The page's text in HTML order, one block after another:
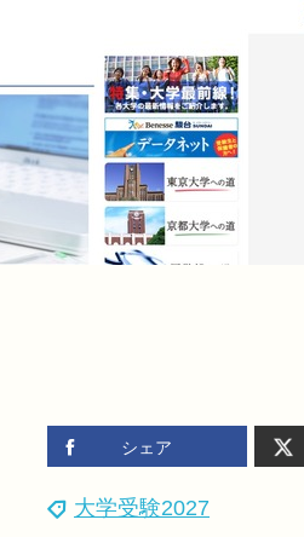
シェア
大学受験2027